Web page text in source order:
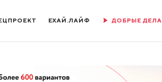
ЕХАЙ.ЛАЙФ ДОБРЫЕ ДЕЛА